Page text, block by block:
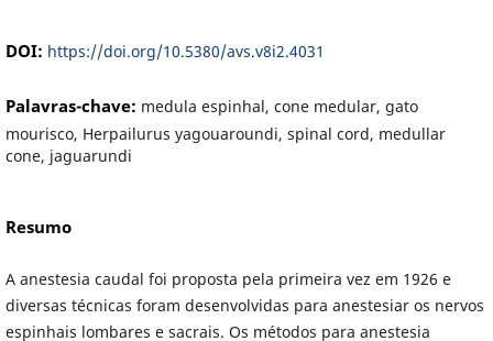
DOI: https://doi.org/10.5380/avs.v8i2.4031
Palavras-chave: medula espinhal, cone medular, gato
mourisco, Herpailurus yagouaroundi, spinal cord, medullar
cone, jaguarundi
Resumo
A anestesia caudal foi proposta pela primeira vez em 1926 e
diversas técnicas foram desenvolvidas para anestesiar os nervos
espinhais lombares e sacrais. Os métodos para anestesia